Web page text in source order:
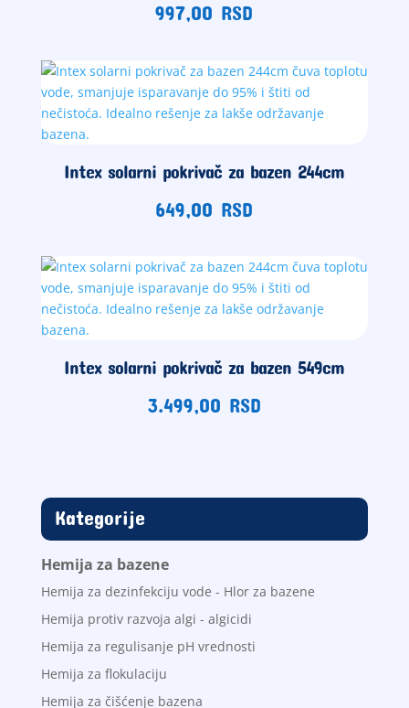
997,00 RSD
Intex solarni pokrivač za bazen 244cm
649,00 RSD
Intex solarni pokrivač za bazen 549cm
3.499,00 RSD
Kategorije
Hemija za bazene
Hemija za dezinfekciju vode - Hlor za bazene
Hemija protiv razvoja algi - algicidi
Hemija za regulisanje pH vrednosti
Hemija za flokulaciju
Hemija za čišćenje bazena